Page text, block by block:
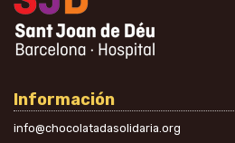
Información
info@chocolatadasolidaria.org